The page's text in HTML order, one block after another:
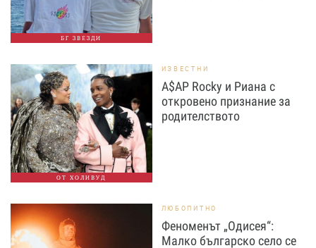
БГ ЗВЕЗДИ
ОТ ХОЛИВУД
ИЗВЕСТНИ
A$AP Rocky и Риана с
откровено признание за
родителството
ЛЮБОПИТНО
Феноменът „Одисея“:
Малко българско село се